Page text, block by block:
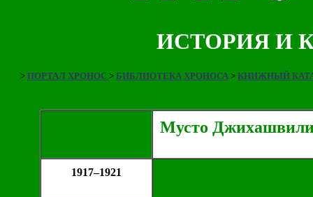
ИСТОРИЯ И
> ПОРТАЛ ХРОНОС > БИБЛИОТЕКА ХРОНОСА > КНИЖНЫЙ
Мусто
1917–1921